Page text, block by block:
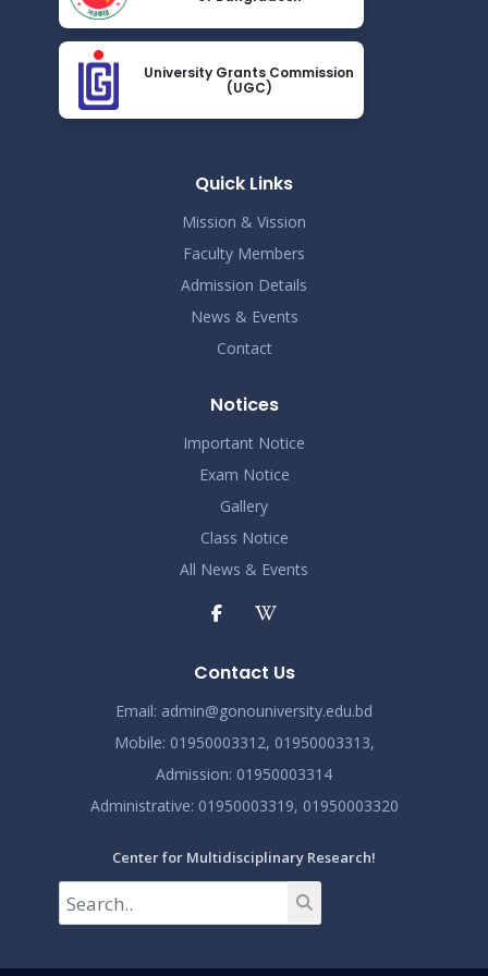
Nov 19
2024
এপ্রিল ২০২৩ সেমিস্টারের ফাইনাল পরীক্ষার (অনুষ্ঠিতব্য অক্টোবর
Read More
University Grants Commission
(UGC)
Quick Links
Mission & Vission
Faculty Members
Admission Details
News & Events
Contact
Notices
Important Notice
Exam Notice
Gallery
Class Notice
All News & Events
Contact Us
Email: admin@gonouniversity.edu.bd
Mobile: 01950003312, 01950003313,
Admission: 01950003314
Administrative: 01950003319, 01950003320
Center for Multidisciplinary Research!